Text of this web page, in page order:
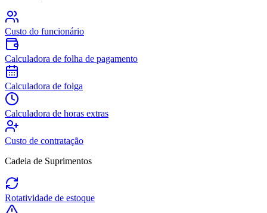
Custo do funcionário
Calculadora de folha de pagamento
Calculadora de folga
Calculadora de horas extras
Custo de contratação
Cadeia de Suprimentos
Rotatividade de estoque